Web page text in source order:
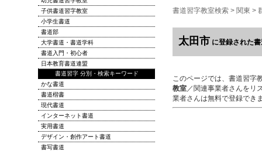
書道習字教室検索 > 関東 >
太田市 に登録された
このページでは、書道習字
教室／関連事業者さんをリ
業者さんは無料で登録でき
子供書道習字教室
小学生書道
書道部
大学書道・書道学科
書道入門・初心者
日本教育書道連盟
書道習字 分別・検索キーワード
かな書道
書道楷書
現代書道
インターネット書道
実用書道
デザイン・創作アート書道
書写書道